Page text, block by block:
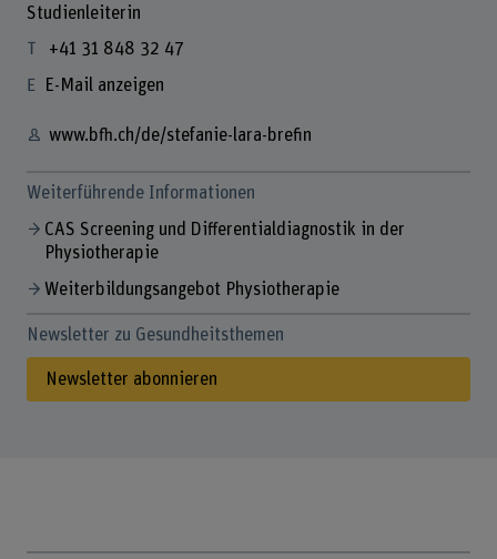
Studienleiterin
+41 31 848 32 47
E-Mail anzeigen
www.bfh.ch/de/stefanie-lara-brefin
Weiterführende Informationen
CAS Screening und Differentialdiagnostik in der
Physiotherapie
Weiterbildungsangebot Physiotherapie
Newsletter zu Gesundheitsthemen
Newsletter abonnieren